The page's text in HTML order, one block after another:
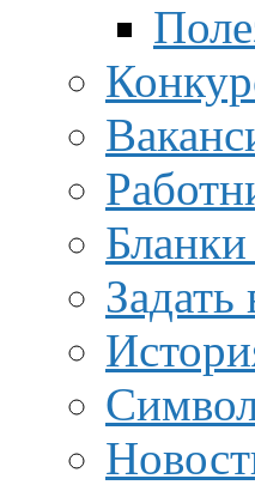
Бланки
Задать